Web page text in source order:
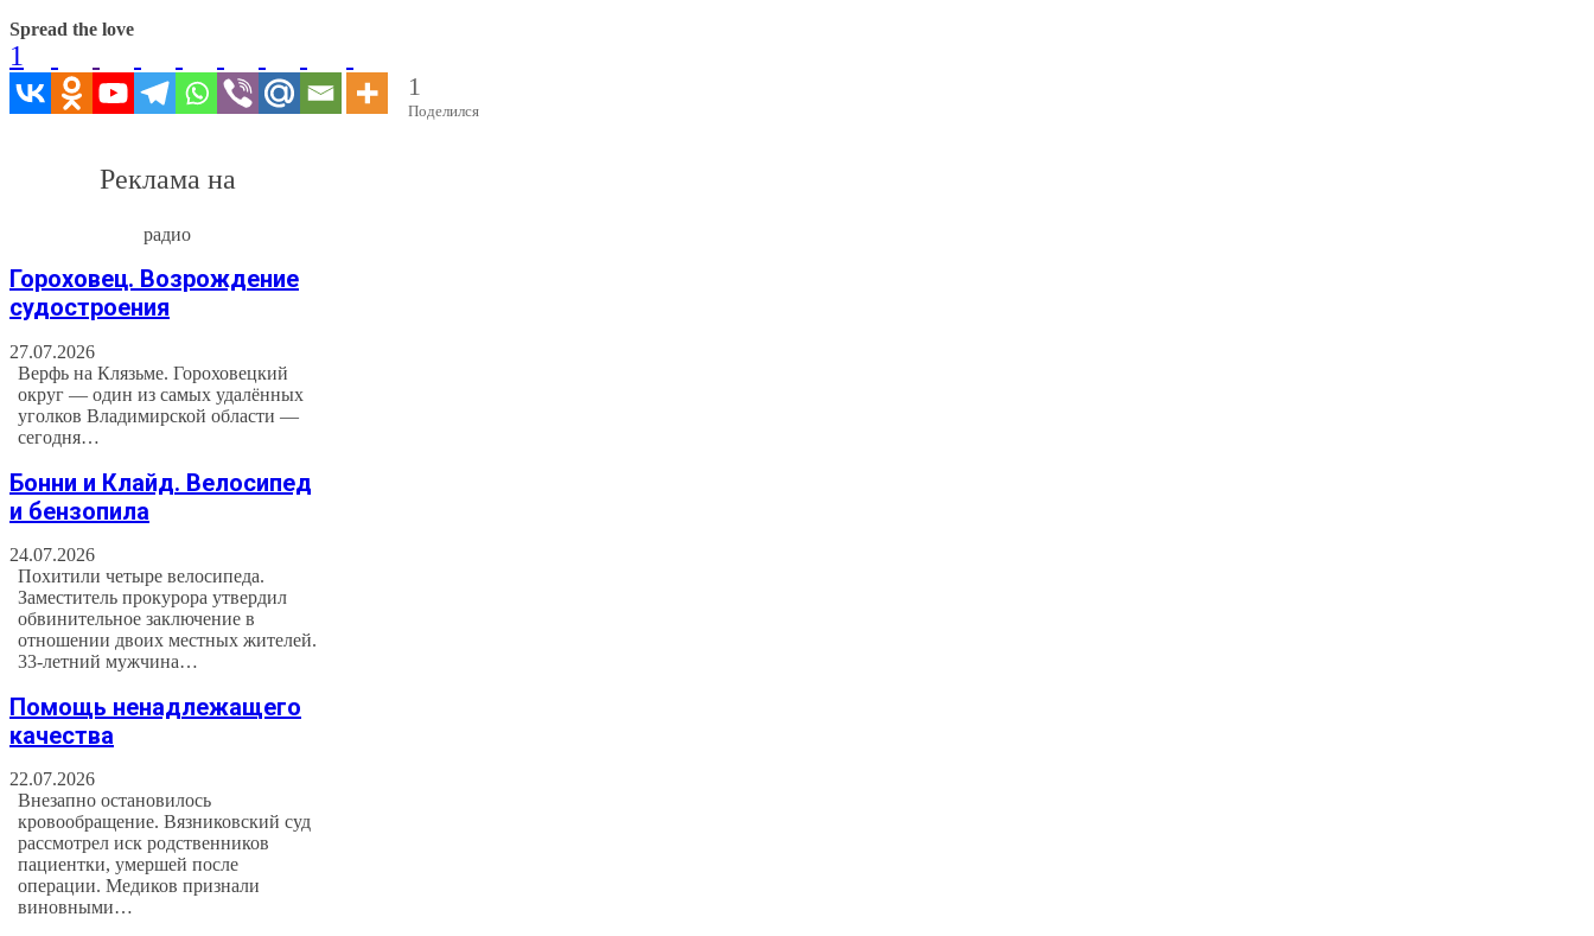
Spread the love
1
1
Поделился
Реклама на
радио
Гороховец. Возрождение
судостроения
27.07.2026
Верфь на Клязьме. Гороховецкий
округ — один из самых удалённых
уголков Владимирской области —
сегодня…
Бонни и Клайд. Велосипед
и бензопила
24.07.2026
Похитили четыре велосипеда.
Заместитель прокурора утвердил
обвинительное заключение в
отношении двоих местных жителей.
33-летний мужчина…
Помощь ненадлежащего
качества
22.07.2026
Внезапно остановилось
кровообращение. Вязниковский суд
рассмотрел иск родственников
пациентки, умершей после
операции. Медиков признали
виновными…